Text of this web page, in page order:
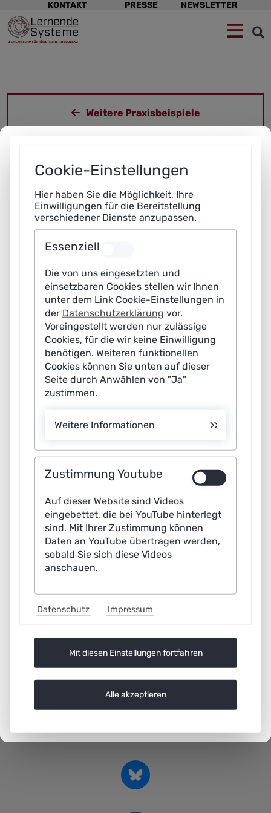
Zur
Navigation
springen
Zum
Hauptinhalt
springen
Zum
Footer
springen
KONTAKT PRESSE NEWSLETTER
Weitere Praxisbeispiele
Rechtliche Angaben
Impressum
Datenschutz
Barrierefreiheitserklärung
Einwilligungen bearbeiten
Cookie-Einstellungen
Hier haben Sie die Möglichkeit, Ihre
Einwilligungen für die Bereitstellung
verschiedener Dienste anzupassen.
Essenziell
Die von uns eingesetzten und
einsetzbaren Cookies stellen wir Ihnen
unter dem Link Cookie-Einstellungen in
der Datenschutzerklärung vor.
Voreingestellt werden nur zulässige
Cookies, für die wir keine Einwilligung
benötigen. Weiteren funktionellen
Cookies können Sie unten auf dieser
Seite durch Anwählen von "Ja"
zustimmen.
Weitere Informationen
Zustimmung Youtube
Auf dieser Website sind Videos
eingebettet, die bei YouTube hinterlegt
sind. Mit Ihrer Zustimmung können
Daten an YouTube übertragen werden,
sobald Sie sich diese Videos
anschauen.
Datenschutz Impressum
Mit diesen Einstellungen fortfahren
Alle akzeptieren